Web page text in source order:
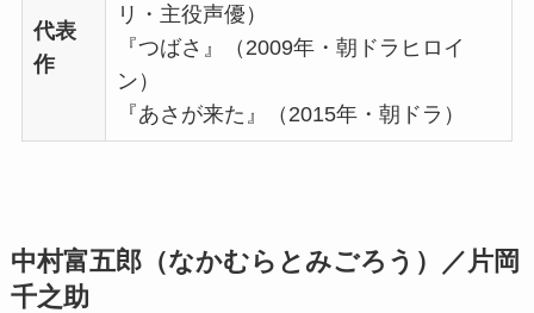
代表
作
リ・主役声優）
『つばさ』（2009年・朝ドラヒロイ
ン）
『あさが来た』（2015年・朝ドラ）
中村富五郎（なかむらとみごろう）／片岡
千之助